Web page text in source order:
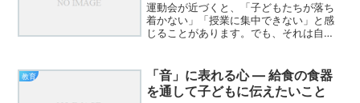
運動会が近づくと、「子どもたちが落ち
着かない」「授業に集中できない」と感
じることがあります。でも、それは自然
の決まりきった流れをあえて壊し、いつ
もと違う時間・空間・...
教育
「音」に表れる心 ― 給食の食器
を通して子どもに伝えたいこと